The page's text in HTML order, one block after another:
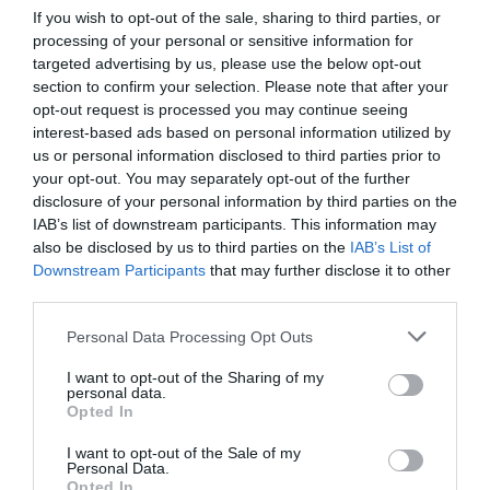
If you wish to opt-out of the sale, sharing to third parties, or
processing of your personal or sensitive information for
targeted advertising by us, please use the below opt-out
section to confirm your selection. Please note that after your
opt-out request is processed you may continue seeing
interest-based ads based on personal information utilized by
us or personal information disclosed to third parties prior to
your opt-out. You may separately opt-out of the further
disclosure of your personal information by third parties on the
IAB’s list of downstream participants. This information may
also be disclosed by us to third parties on the IAB’s List of
Downstream Participants that may further disclose it to other
Personal Data Processing Opt Outs
I want to opt-out of the Sharing of my
personal data.
Opted In
I want to opt-out of the Sale of my
Personal Data.
Mientras tanto, el país se mueve en otra dirección.La
política se ha vuelto más áspera, más directa, menos
tolerante con los silencios largos y las frases que no
llevan destino.Y en medio de ese ruido, Feijóo mantiene
su tono, como si confiara en que la calma, por sí sola,
terminará imponiéndose y puede que durante un tiempo
funcione.
Pero la calma, cuando es excesiva, también puede parecer
otra cosa, como una forma educada de no entrar en el
zona cómoda donde nada se rompe… pero tampoco nada
cambia. Ese es el riesgo.
Que la prudencia se convierta en refugio.
Que la moderación se transforme en una especie de